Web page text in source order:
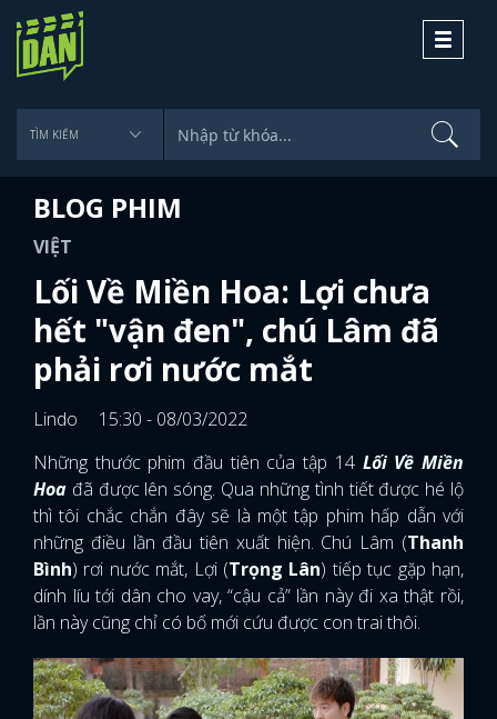
Toggle
BLOG PHIM
VIỆT
Lối Về Miền Hoa: Lợi chưa
hết "vận đen", chú Lâm đã
phải rơi nước mắt
Lindo
15:30 - 08/03/2022
Những thước phim đầu tiên của tập 14 Lối Về Miền
Hoa đã được lên sóng. Qua những tình tiết được hé lộ
thì tôi chắc chắn đây sẽ là một tập phim hấp dẫn với
những điều lần đầu tiên xuất hiện. Chú Lâm (Thanh
Bình) rơi nước mắt, Lợi (Trọng Lân) tiếp tục gặp hạn,
dính líu tới dân cho vay, “cậu cả” lần này đi xa thật rồi,
lần này cũng chỉ có bố mới cứu được con trai thôi.